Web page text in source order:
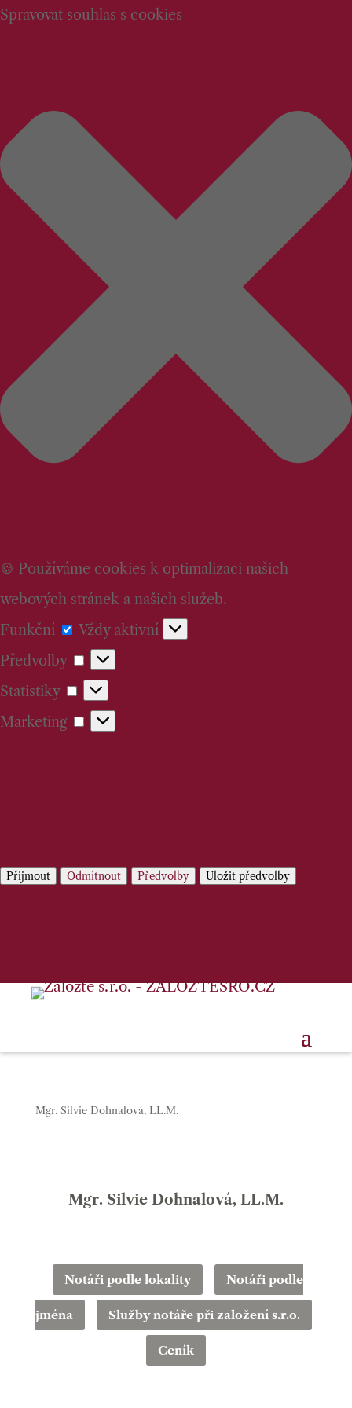
Spravovat souhlas s cookies
🍪 Používáme cookies k optimalizaci našich
webových stránek a našich služeb.
Funkční
Funkční
Vždy aktivní
Předvolby
Předvolby
Statistiky
Statistiky
Marketing
Marketing
Přijmout Odmítnout Předvolby Uložit předvolby
Mgr. Silvie Dohnalová, LL.M.
Mgr. Silvie Dohnalová, LL.M.
Notáři podle lokality Notáři podle
jména Služby notáře při založení s.r.o.
Ceník